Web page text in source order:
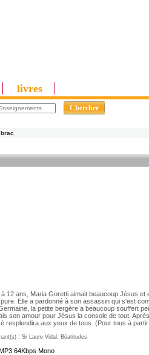
livres
à 12 ans, Maria Goretti aimait beaucoup Jésus et
Elle a pardonné à son assassin qui s'est
la petite bergère a beaucoup souffert
son amour pour Jésus la console de tout.
resplendira aux yeux de tous. (Pour tous à
: Sr Laure Vidal, Béatitudes
64Kbps Mono